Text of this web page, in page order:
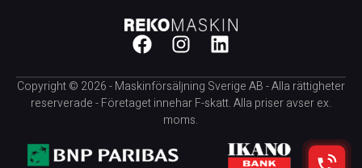
Copyright © 2026 - Maskinförsäljning Sverige AB - Alla rättigheter
reserverade - Företaget innehar F-skatt. Alla priser avser ex.
moms.